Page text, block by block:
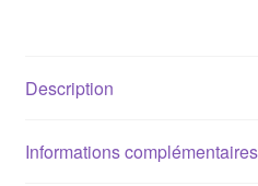
34111152090
Description
Informations complémentaires